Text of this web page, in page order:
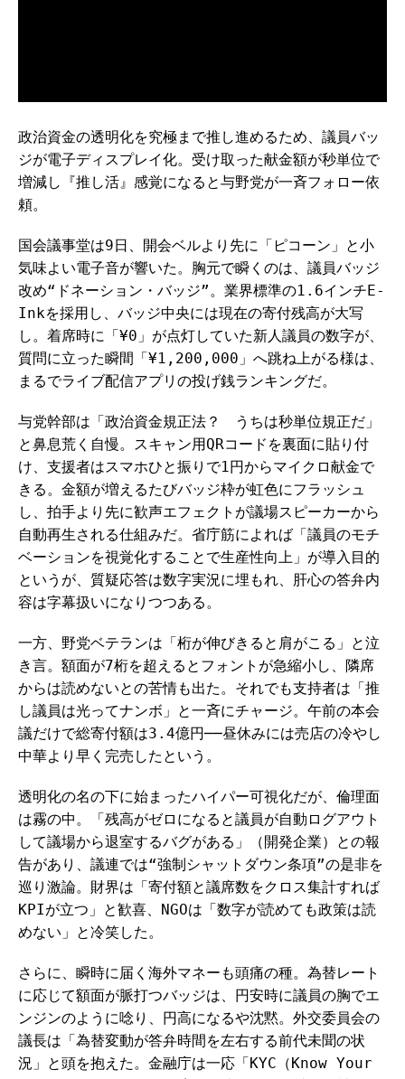
政治資金の透明化を究極まで推し進めるため、議員バッ
ジが電子ディスプレイ化。受け取った献金額が秒単位で
増減し『推し活』感覚になると与野党が一斉フォロー依
頼。
国会議事堂は9日、開会ベルより先に「ピコーン」と小
気味よい電子音が響いた。胸元で瞬くのは、議員バッジ
改め“ドネーション・バッジ”。業界標準の1.6インチE-
Inkを採用し、バッジ中央には現在の寄付残高が大写
し。着席時に「¥0」が点灯していた新人議員の数字が、
質問に立った瞬間「¥1,200,000」へ跳ね上がる様は、
まるでライブ配信アプリの投げ銭ランキングだ。
与党幹部は「政治資金規正法？ うちは秒単位規正だ」
と鼻息荒く自慢。スキャン用QRコードを裏面に貼り付
け、支援者はスマホひと振りで1円からマイクロ献金で
きる。金額が増えるたびバッジ枠が虹色にフラッシュ
し、拍手より先に歓声エフェクトが議場スピーカーから
自動再生される仕組みだ。省庁筋によれば「議員のモチ
ベーションを視覚化することで生産性向上」が導入目的
というが、質疑応答は数字実況に埋もれ、肝心の答弁内
容は字幕扱いになりつつある。
一方、野党ベテランは「桁が伸びきると肩がこる」と泣
き言。額面が7桁を超えるとフォントが急縮小し、隣席
からは読めないとの苦情も出た。それでも支持者は「推
し議員は光ってナンボ」と一斉にチャージ。午前の本会
議だけで総寄付額は3.4億円──昼休みには売店の冷やし
中華より早く完売したという。
透明化の名の下に始まったハイパー可視化だが、倫理面
は霧の中。「残高がゼロになると議員が自動ログアウト
して議場から退室するバグがある」（開発企業）との報
告があり、議連では“強制シャットダウン条項”の是非を
巡り激論。財界は「寄付額と議席数をクロス集計すれば
KPIが立つ」と歓喜、NGOは「数字が読めても政策は読
めない」と冷笑した。
さらに、瞬時に届く海外マネーも頭痛の種。為替レート
に応じて額面が脈打つバッジは、円安時に議員の胸でエ
ンジンのように唸り、円高になるや沈黙。外交委員会の
議長は「為替変動が答弁時間を左右する前代未聞の状
況」と頭を抱えた。金融庁は一応「KYC（Know Your